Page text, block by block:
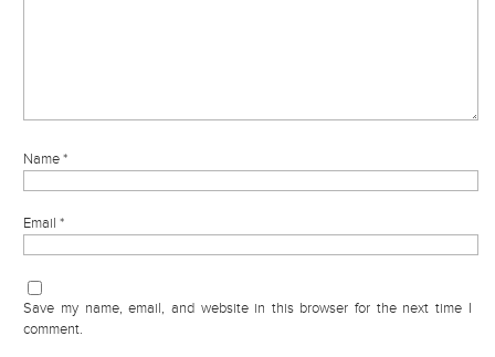
Name*
Email*
Save my name, email, and website in this browser for the next time I
comment.